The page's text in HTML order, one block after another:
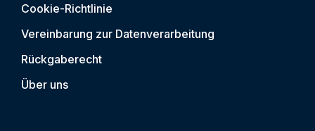
Cookie-Richtlinie
Vereinbarung zur Datenverarbeitung
Rückgaberecht
Über uns